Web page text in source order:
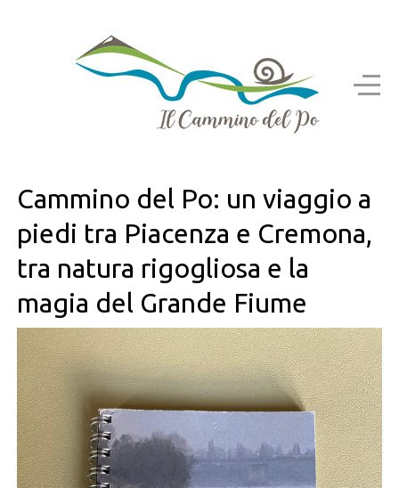
Cammino del Po: un viaggio a
piedi tra Piacenza e Cremona,
tra natura rigogliosa e la
magia del Grande Fiume